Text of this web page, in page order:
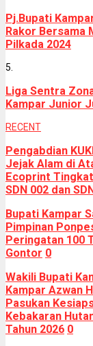
Pj.Bupati
Rakor Bersama
Pilkada 2024
5.
Liga Sentra
Kampar Junior
RECENT
Pengabdian
Jejak Alam di
Ecoprint
SDN 002 dan
Bupati Kampar
Pimpinan
Peringatan 100
Gontor 0
Wakili Bupati
Kampar Azwan
Pasukan
Kebakaran
Tahun 2026 0